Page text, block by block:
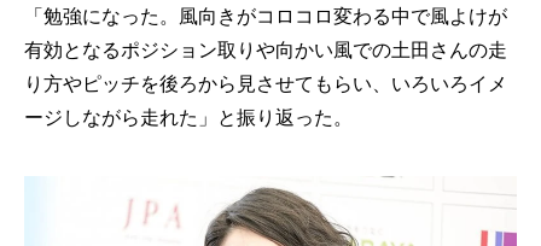
「勉強になった。風向きがコロコロ変わる中で風よけが
有効となるポジション取りや向かい風での土田さんの走
り方やピッチを後ろから見させてもらい、いろいろイメ
ージしながら走れた」と振り返った。